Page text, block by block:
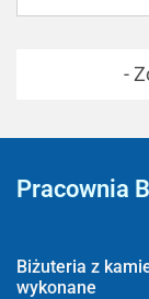
-
Pracownia
Biżuteria z
wykonane